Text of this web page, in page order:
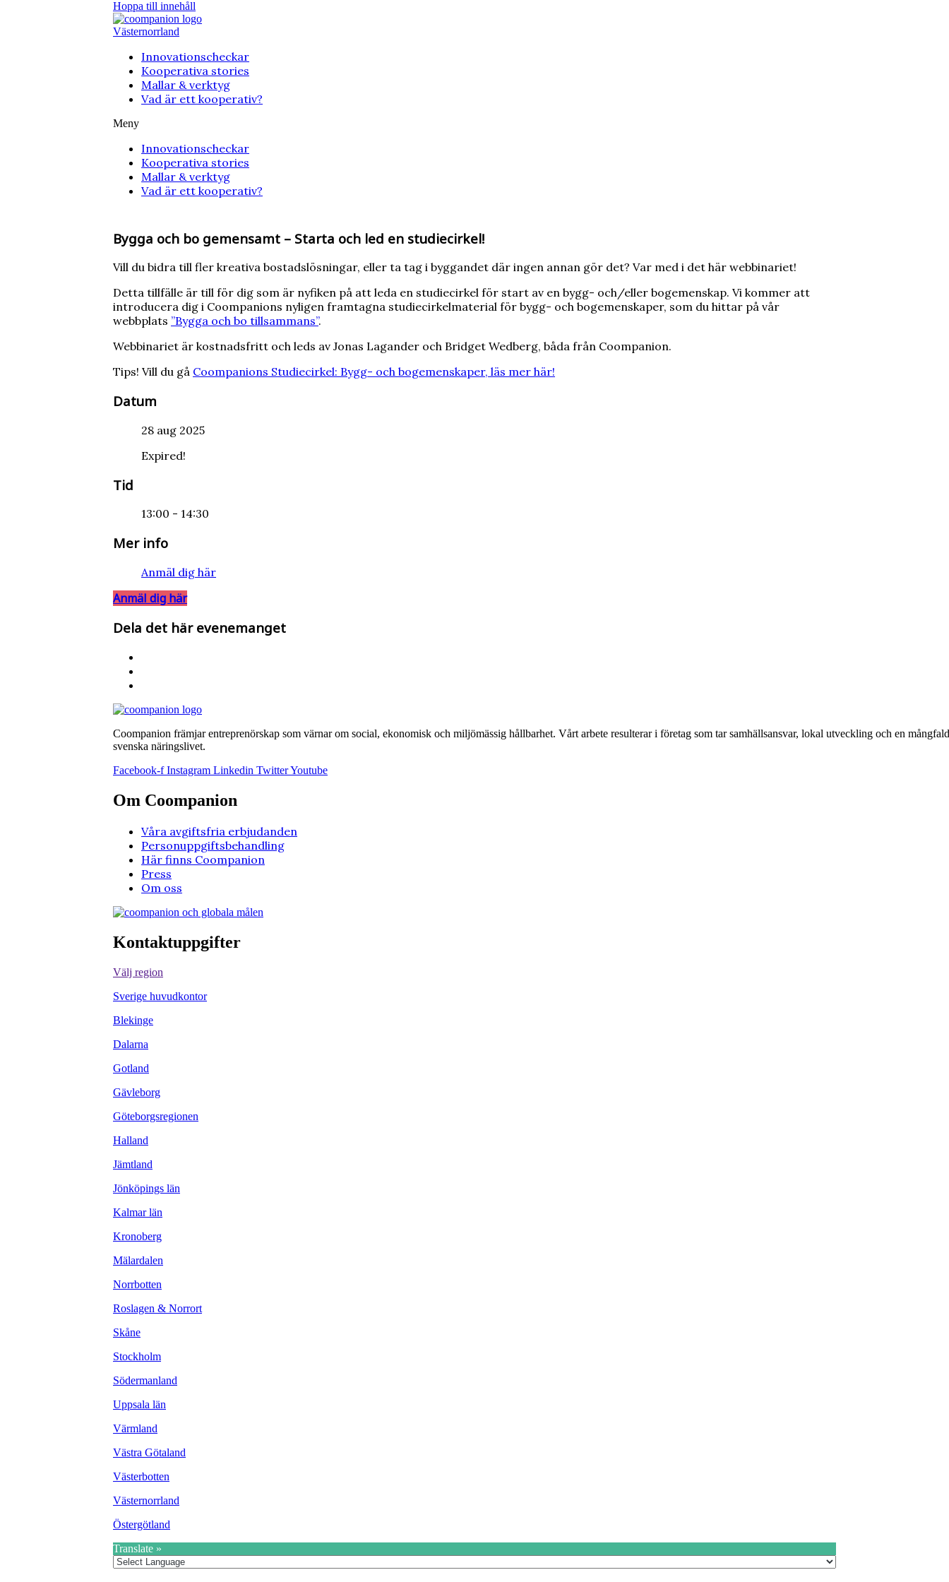
Hoppa till innehåll
Västernorrland
Innovationscheckar
Kooperativa stories
Mallar & verktyg
Vad är ett kooperativ?
Meny
Innovationscheckar
Kooperativa stories
Mallar & verktyg
Vad är ett kooperativ?
Bygga och bo gemensamt – Starta och led en studiecirkel!
Vill du bidra till fler kreativa bostadslösningar, eller ta tag i byggandet där ingen annan gör det? Var med i det här webbinariet!
Detta tillfälle är till för dig som är nyfiken på att leda en studiecirkel för start av en bygg- och/eller bogemenskap. Vi kommer att
introducera dig i Coompanions nyligen framtagna studiecirkelmaterial för bygg- och bogemenskaper, som du hittar på vår
webbplats ”Bygga och bo tillsammans”.
Webbinariet är kostnadsfritt och leds av Jonas Lagander och Bridget Wedberg, båda från Coompanion.
Tips! Vill du gå Coompanions Studiecirkel: Bygg- och bogemenskaper, läs mer här!
Datum
28 aug 2025
Expired!
Tid
13:00 - 14:30
Mer info
Anmäl dig här
Anmäl dig här
Dela det här evenemanget
Coompanion främjar entreprenörskap som värnar om social, ekonomisk och miljömässig hållbarhet. Vårt arbete resulterar i företag som tar samhällsansvar, lokal utveckling och en
svenska näringslivet.
Facebook-f Instagram Linkedin TwitterYoutube
Om Coompanion
Våra avgiftsfria erbjudanden
Personuppgiftsbehandling
Här finns Coompanion
Press
Om oss
Kontaktuppgifter
Välj region
Sverige huvudkontor
Blekinge
Dalarna
Gotland
Gävleborg
Göteborgsregionen
Halland
Jämtland
Jönköpings län
Kalmar län
Kronoberg
Mälardalen
Norrbotten
Roslagen & Norrort
Skåne
Stockholm
Södermanland
Uppsala län
Värmland
Västra Götaland
Västerbotten
Västernorrland
Östergötland
Translate »